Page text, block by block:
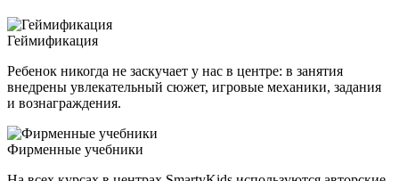
Геймификация
Ребенок никогда не заскучает у нас в центре: в занятия
внедрены увлекательный сюжет, игровые механики, задания
и вознаграждения.
Фирменные учебники